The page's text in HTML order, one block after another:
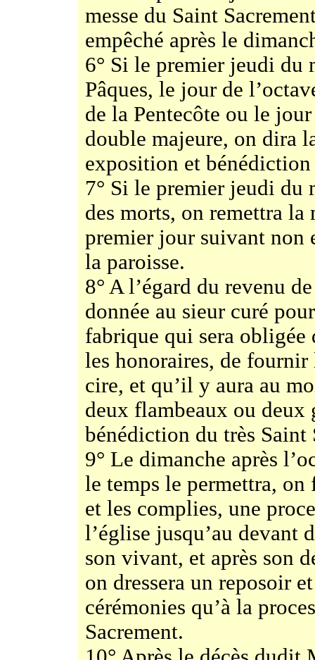
messe du Saint
empêché après le
6° Si le premier jeudi du
Pâques, le jour de
de la Pentecôte ou le
double majeure, on dira
exposition et
7° Si le premier jeudi du
des morts, on remettra la
premier jour suivant non
la paroisse.
8° A l’égard du revenu
donnée au sieur curé
fabrique qui sera
les honoraires, de
cire, et qu’il y aura au
deux flambeaux ou deux
bénédiction du très Saint
9° Le dimanche après
le temps le permettra, on
et les complies, une
l’église jusqu’au devant
son vivant, et après son
on dressera un reposoir
cérémonies qu’à la
Sacrement.